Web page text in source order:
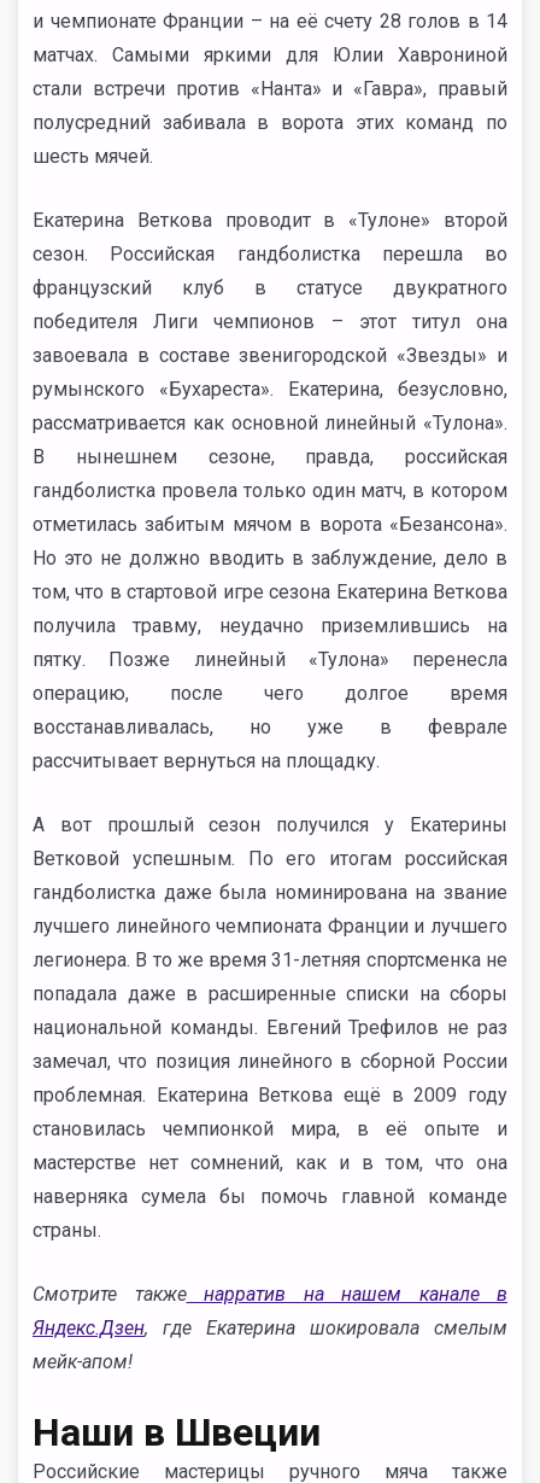
и чемпионате Франции – на её счету 28 голов в 14
матчах. Самыми яркими для Юлии Хаврониной
стали встречи против «Нанта» и «Гавра», правый
полусредний забивала в ворота этих команд по
шесть мячей.
Екатерина Веткова проводит в «Тулоне» второй
сезон. Российская гандболистка перешла во
французский клуб в статусе двукратного
победителя Лиги чемпионов – этот титул она
завоевала в составе звенигородской «Звезды» и
румынского «Бухареста». Екатерина, безусловно,
рассматривается как основной линейный «Тулона».
В нынешнем сезоне, правда, российская
гандболистка провела только один матч, в котором
отметилась забитым мячом в ворота «Безансона».
Но это не должно вводить в заблуждение, дело в
том, что в стартовой игре сезона Екатерина Веткова
получила травму, неудачно приземлившись на
пятку. Позже линейный «Тулона» перенесла
операцию, после чего долгое время
восстанавливалась, но уже в феврале
рассчитывает вернуться на площадку.
А вот прошлый сезон получился у Екатерины
Ветковой успешным. По его итогам российская
гандболистка даже была номинирована на звание
лучшего линейного чемпионата Франции и лучшего
легионера. В то же время 31-летняя спортсменка не
попадала даже в расширенные списки на сборы
национальной команды. Евгений Трефилов не раз
замечал, что позиция линейного в сборной России
проблемная. Екатерина Веткова ещё в 2009 году
становилась чемпионкой мира, в её опыте и
мастерстве нет сомнений, как и в том, что она
наверняка сумела бы помочь главной команде
страны.
Смотрите такженарратив на нашем канале в
Яндекс.Дзен, где Екатерина шокировала смелым
мейк-апом!
Наши в Швеции
Российские мастерицы ручного мяча также